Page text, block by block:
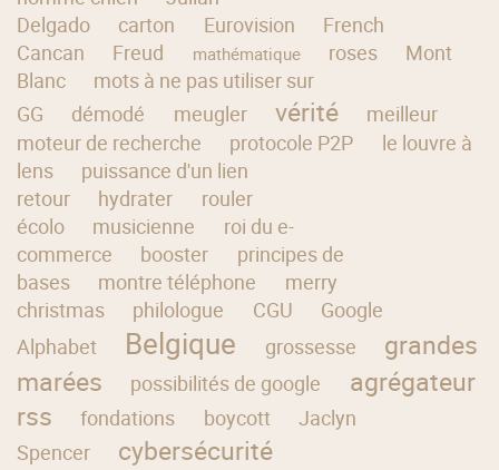
Delgado
carton Eurovision
French
Cancan
Freud mathématique roses
Mont
Blanc
mots à ne pas utiliser sur
GG
démodé meugler vérité
meilleur
moteur de recherche
protocole P2P
le louvre à
lens
puissance d'un lien
retour
hydrater
rouler
écolo
musicienne
roi du e-
commerce
booster
principes de
bases
montre téléphone
merry
christmas
philologue CGU
Google
Alphabet
Belgique grossesse
grandes
marées
possibilités de google
agrégateur
rss
fondations boycott
Jaclyn
Spencer
cybersécurité